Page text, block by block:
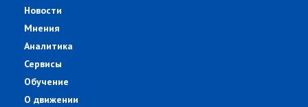
Новости
Мнения
Аналитика
Сервисы
Обучение
О движении